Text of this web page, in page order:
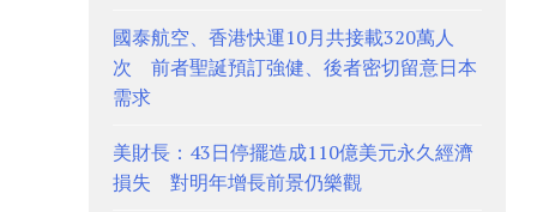
國泰航空、香港快運10月共接載320萬人
次 前者聖誕預訂強健、後者密切留意日本
需求
美財長：43日停擺造成110億美元永久經濟
損失 對明年增長前景仍樂觀